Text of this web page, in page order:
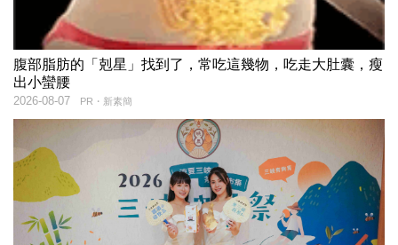
腹部脂肪的「剋星」找到了，常吃這幾物，吃走大肚囊，瘦
出小蠻腰
PR・新素簡
2026-08-07